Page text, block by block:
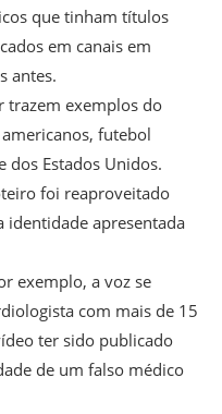
que tinham títulos
em canais em
antes.
trazem exemplos do
futebol
dos Estados Unidos.
foi reaproveitado
identidade apresentada
exemplo, a voz se
com mais de 15
ter sido publicado
de um falso médico